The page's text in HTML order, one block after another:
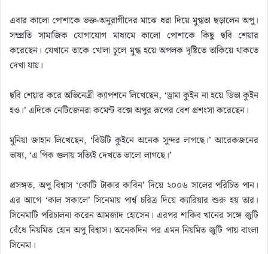
এবার কালো পোশাকে ভক্ত-অনুরাগীদের মাঝে ধরা দিয়ে মুগ্ধতা ছড়ালেন অপু।
সম্প্রতি সামাজিক যোগাযোগ মাধ্যমে কালো পোশাকে কিছু ছবি শেয়ার
করেছেন। যেখানে তাকে খোলা চুলে মুগ্ধ হয়ে অপলক দৃষ্টিতে তাকিয়ে থাকতে
দেখা যায়।
ছবি শেয়ার করে অভিনেত্রী ক্যাপশনে লিখেছেন, ‘ড্রামা কুইন না হয়ে ডিভা কুইন
হও।’ এদিকে নেটিজেনরা কমেন্ট বক্সে অপুর রূপের বেশ প্রশংসা করেছেন।
মুনিয়া জাহান লিখেছেন, ‘বিউটি কুইনে অনেক সুন্দর লাগছে।’ আরেকজনের
ভাষ্য, ‘এ পিক গুলায় সত্যিই দেখতে ভালো লাগছে।’
প্রসঙ্গত, অপু বিশ্বাস ‘কোটি টাকার কাবিন’ দিয়ে ২০০৬ সালের পরিচিত পান।
এর আগে ‘কাল সকালে’ সিনেমায় পার্শ্ব চরিত্র দিয়ে ক্যারিয়ার শুরু হয় তার।
সিনেমাটি পরিচালনা করেন আমজাদ হোসেন। এরপর শাকিব খানের সঙ্গে জুটি
বেঁধে নিয়মিত হোন অপু বিশ্বাস। অনেকদিন পর এমন নিয়মিত জুটি পায় বাংলা
সিনেমা।